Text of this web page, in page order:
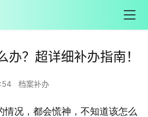
？超详细补办指南！
档案补办
情况，都会慌神，不知道该怎么